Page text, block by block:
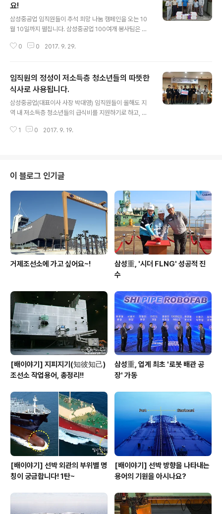
희망복지재단을 통해 지역 내 소외계층의 생계비 및 의료
비 등으로 지원 할 예정입니다. 또한 학업성적이 우수한 저
소득층 학생에게 장학금으로도 전달 될 예정입니다. 삼성
중공업은 지난 2013년부터 지난해까지 거제시 희망복지
재단에 7억 8천만원을 기부 했습니다.
요!
삼성중공업 임직원들이 추석 희망 나눔 캠페인을 오는 10
월 10일까지 펼칩니다. 삼성중공업 100여개 봉사팀은 추
로당 150여곳을 찾아 부식세트 등을 전달하고 봉사활동을
사단과 함께 거제시 장목면 송진마을을 찾아 어르신들에게
나눔 물품과 과일 등을 전달하고 담소를 나눴습니다. 명절
을 앞두고 더욱 외로워지는 지역 소외 이웃들을 찾아 사랑
을 나누는 작은 활동은 앞으로도 쭉 이어질 예정입니다.
0 0 2017. 9. 29.
임직원의 정성이 저소득층 청소년들의 따뜻한
식사로 사용됩니다.
삼성중공업(대표이사 사장 박대영) 임직원들이 올해도 지
역 내 저소득층 청소년들의 급식비를 지원하기로 하고, 지
식에는 거제교육지원청 이승열 교육장, 경남사회복지공동
회복지공동모금회를 통해, 거제 관내 15개 중˙고교 결식학
생 282명의 1년간 급식비로 지원될 예정입니다. 삼성중공
업은 지난 2004년부터 지역 내 가정 형편이 어려운 청소
년들의 급식비를 지원해 왔습니다. 지난해까지 임직원 모
금액 22억 7천여만원이 사용되어, 6,000여명의 청소년
들이 따뜻한 식사를 할 수 있도록 도왔습니다.
1 0 2017. 9. 19.
이 블로그 인기글
거제조선소에 가고 싶어요~!
삼성重, '시더 FLNG' 성공적 진
수
[배이야기] 지피지기(知彼知己)
조선소 작업용어, 총정리!!
삼성重, 업계 최초 '로봇 배관 공
장' 가동
[배이야기] 선박 외관의 부위별 명
칭이 궁금합니다! 1탄~
[배이야기] 선박 방향을 나타내는
용어의 기원을 아시나요?